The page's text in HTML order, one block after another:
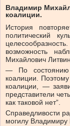
Владимир
коалиции.
История
политический
возможность
Михайлович
— По состоянию
коалиции.
коалиции, —
представители
как таковой нет”.
Справедливости
могилу